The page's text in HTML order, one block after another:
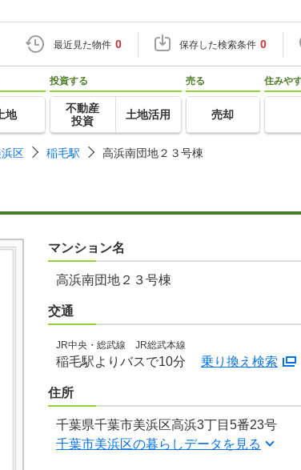
最近見た物件 0 保存した検索条件 0
地
投資する
不動産
投資
土地活用
売る
売却
住みや
区 稲毛駅 高浜南団地２３号棟
マンション名
高浜南団地２３号棟
交通
JR中央・総武線 JR総武本線
稲毛駅よりバスで10分 乗り換え検索
住所
千葉県千葉市美浜区高浜3丁目5番23号
千葉市美浜区の暮らしデータを見る